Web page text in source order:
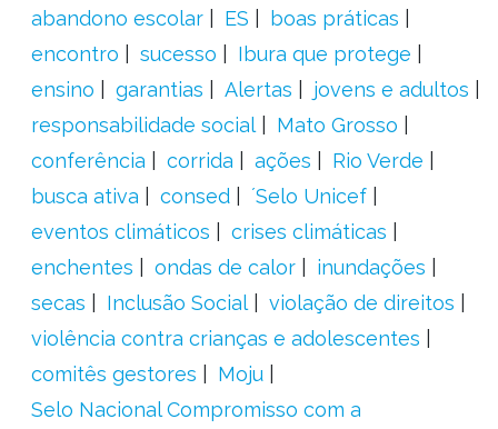
abandono escolar
ES
boas práticas
encontro
sucesso
Ibura que protege
ensino
garantias Alertas
jovens e adultos
responsabilidade social
Mato Grosso
conferência
corrida ações
Rio Verde
busca ativa
consed
´Selo Unicef
eventos climáticos
crises climáticas
enchentes
ondas de calor
inundações
secas
Inclusão Social
violação de direitos
violência contra crianças e adolescentes
comitês gestores
Moju
Selo Nacional Compromisso com a